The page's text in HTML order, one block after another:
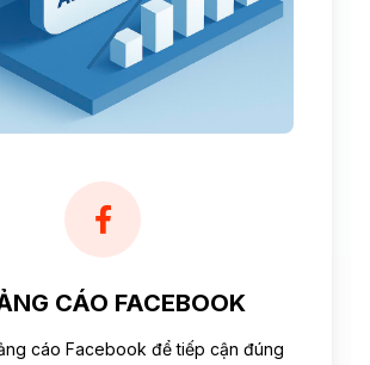
CÁO FACEBOOK
cáo Facebook để tiếp cận đúng